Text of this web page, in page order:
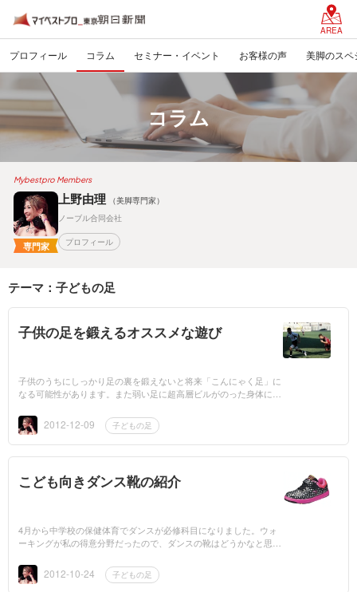
AREA
プロフィール コラム セミナー・イベント お客様の声 美脚のスペ
コラム
Mybestpro Members
専門家
上野由理
（美脚専門家）
ノーブル合同会社
プロフィール
テーマ：子どもの足
子供の足を鍛えるオススメな遊び
子供のうちにしっかり足の裏を鍛えないと将来「こんにゃく足」に
なる可能性があります。また弱い足に超高層ビルがのった身体にな
えるキーワード...
2012-12-09 子どもの足
こども向きダンス靴の紹介
4月から中学校の保健体育でダンスが必修科目になりました。ウォ
ーキングが私の得意分野だったので、ダンスの靴はどうかなと思い
軸にうごくようで...
2012-10-24 子どもの足